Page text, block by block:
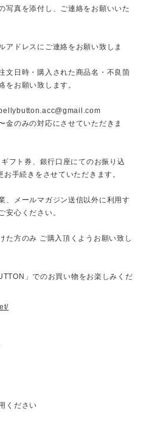
写真を添付し、ご連絡をお願いいた
アドレスにご連絡をお願い致しま
文日時・購入された商品名・不良箇
をお願い致します。
のみの対応にさせていただきま
フト券、銀行口座にてのお振り込
手続きをさせていただきます。
、メールマガジン送信以外に利用す
安心ください。
た方のみ ご購入頂くようお願い致し
」でのお買い物をお楽しみくだ
ください